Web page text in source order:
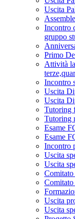
Uscita
Incontro
gruppo
Primo
Attività
Incontro
Uscita
Uscita
Tutoring
Tutoring
Esame
Esame
Incontro
Uscita
Uscita
Comitato
Comitato
Uscita
Uscita